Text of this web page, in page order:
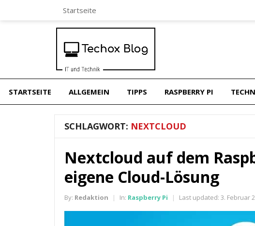
Startseite
STARTSEITE ALLGEMEIN TIPPS RASPBERRY PI
SCHLAGWORT: NEXTCLOUD
Nextcloud auf dem
eigene Cloud-Lösung
By: Redaktion | In: Raspberry Pi | Last updated: 3. Februar